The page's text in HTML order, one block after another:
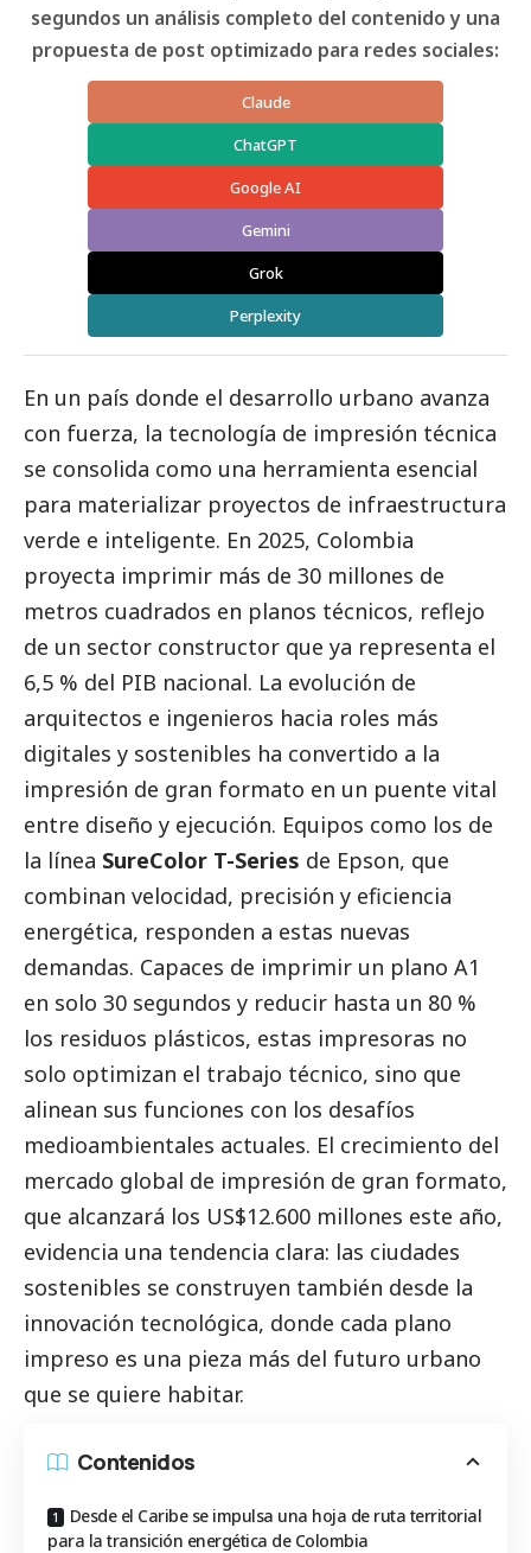
segundos un análisis completo del contenido y una
propuesta de post optimizado para redes sociales:
Claude
ChatGPT
Google AI
Gemini
Grok
Perplexity
En un país donde el desarrollo urbano avanza
con fuerza, la tecnología de impresión técnica
se consolida como una herramienta esencial
para materializar proyectos de infraestructura
verde e inteligente. En 2025, Colombia
proyecta imprimir más de 30 millones de
metros cuadrados en planos técnicos, reflejo
de un sector constructor que ya representa el
6,5 % del PIB nacional. La evolución de
arquitectos e ingenieros hacia roles más
digitales y sostenibles ha convertido a la
impresión de gran formato en un puente vital
entre diseño y ejecución. Equipos como los de
la línea SureColor T-Series de Epson, que
combinan velocidad, precisión y eficiencia
energética, responden a estas nuevas
demandas. Capaces de imprimir un plano A1
en solo 30 segundos y reducir hasta un 80 %
los residuos plásticos, estas impresoras no
solo optimizan el trabajo técnico, sino que
alinean sus funciones con los desafíos
medioambientales actuales. El crecimiento del
mercado global de impresión de gran formato,
que alcanzará los US$12.600 millones este año,
evidencia una tendencia clara: las ciudades
sostenibles se construyen también desde la
innovación tecnológica, donde cada plano
impreso es una pieza más del futuro urbano
que se quiere habitar.
Contenidos
Desde el Caribe se impulsa una hoja de ruta territorial
para la transición energética de Colombia